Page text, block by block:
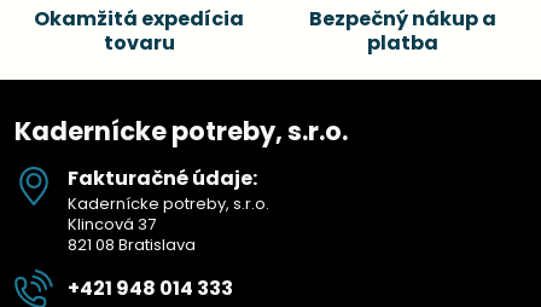
Okamžitá expedícia
tovaru
Bezpečný nákup a
platba
Kadernícke potreby, s.r.o.
Fakturačné údaje:
Kadernícke potreby, s.r.o.
Klincová 37
821 08 Bratislava
+421 948 014 333